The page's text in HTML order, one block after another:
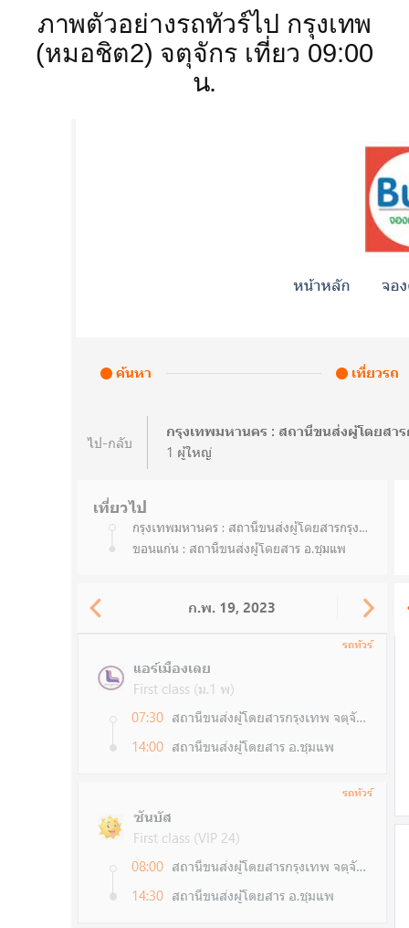
ภาพตัวอย่างรถทัวร์ไป กรุงเทพ
(หมอชิต2) จตุจักร เที่ยว 09:00
น.